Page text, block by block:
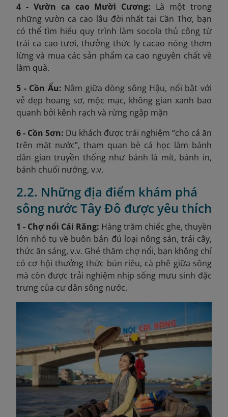
4 - Vườn ca cao Mười Cương: Là một trong
những vườn ca cao lâu đời nhất tại Cần Thơ, bạn
có thể tìm hiểu quy trình làm socola thủ công từ
trái ca cao tươi, thưởng thức ly cacao nóng thơm
lừng và mua các sản phẩm ca cao nguyên chất về
làm quà.
5 - Cồn Ấu: Nằm giữa dòng sông Hậu, nổi bật với
vẻ đẹp hoang sơ, mộc mạc, không gian xanh bao
quanh bởi kênh rạch và rừng ngập mặn
6 - Cồn Sơn: Du khách được trải nghiệm “cho cá ăn
trên mặt nước”, tham quan bè cá học làm bánh
dân gian truyền thống như bánh lá mít, bánh in,
bánh chuối nướng, v.v.
2.2. Những địa điểm khám phá
sông nước Tây Đô được yêu thích
1 - Chợ nổi Cái Răng: Hàng trăm chiếc ghe, thuyền
lớn nhỏ tụ về buôn bán đủ loại nông sản, trái cây,
thức ăn sáng, v.v. Ghé thăm chợ nổi, bạn không chỉ
có cơ hội thưởng thức bún riêu, cà phê giữa sông
mà còn được trải nghiệm nhịp sống mưu sinh đặc
trưng của cư dân sông nước.